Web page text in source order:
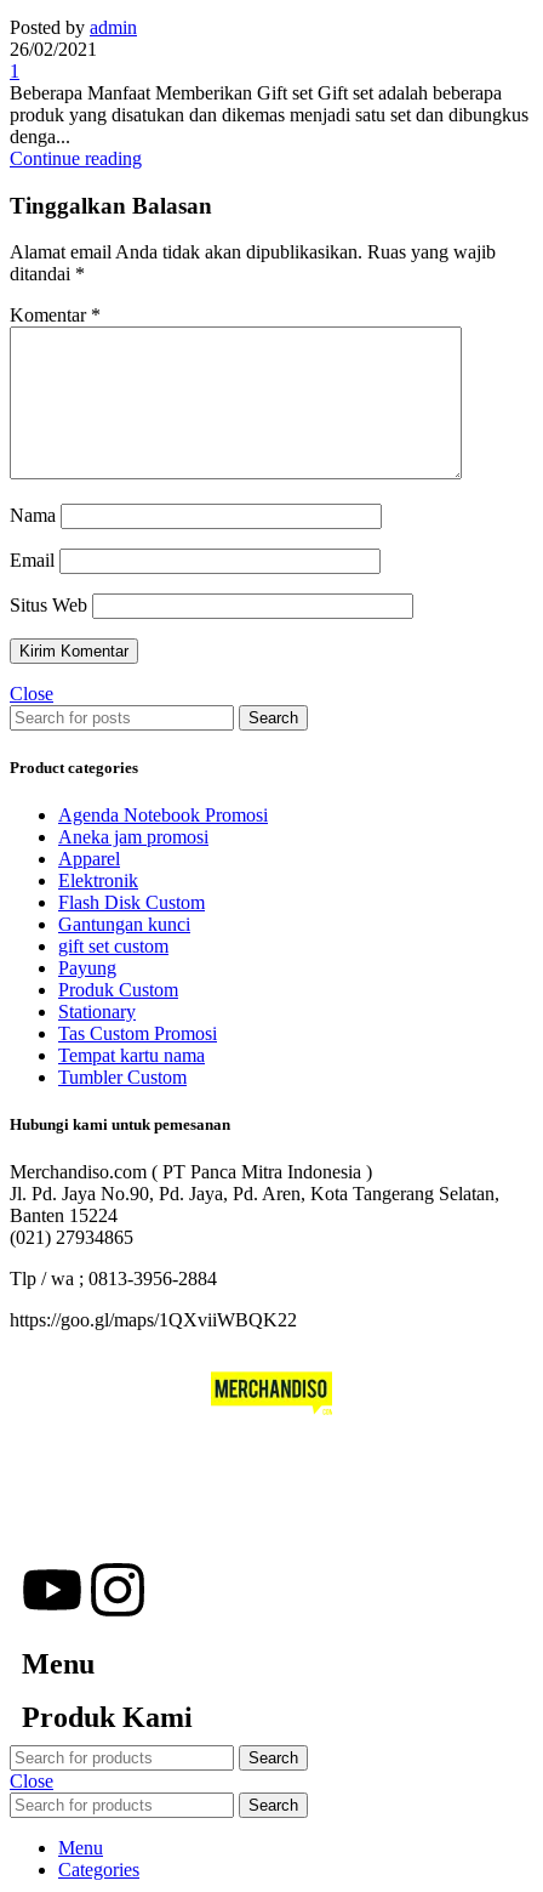
Posted by admin
26/02/2021
1
Beberapa Manfaat Memberikan Gift set Gift set adalah beberapa
produk yang disatukan dan dikemas menjadi satu set dan dibungkus
denga...
Continue reading
Tinggalkan Balasan
Alamat email Anda tidak akan dipublikasikan. Ruas yang wajib
ditandai *
Komentar *
Nama
Email
Situs Web
Close
Search
Product categories
Agenda Notebook Promosi
Aneka jam promosi
Apparel
Elektronik
Flash Disk Custom
Gantungan kunci
gift set custom
Payung
Produk Custom
Stationary
Tas Custom Promosi
Tempat kartu nama
Tumbler Custom
Hubungi kami untuk pemesanan
Merchandiso.com ( PT Panca Mitra Indonesia )
Jl. Pd. Jaya No.90, Pd. Jaya, Pd. Aren, Kota Tangerang Selatan,
Banten 15224
(021) 27934865
Tlp / wa ; 0813-3956-2884
https://goo.gl/maps/1QXviiWBQK22
Menu
Produk Kami
Search
Close
Search
Menu
Categories